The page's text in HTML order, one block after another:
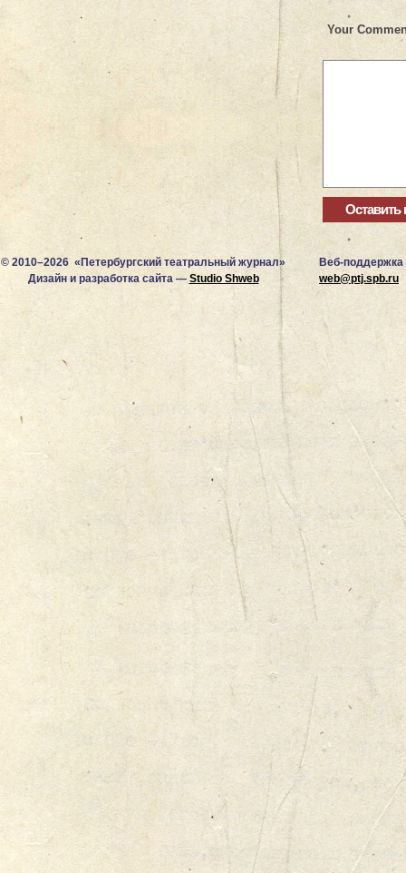
Your
© 2010–2026 «Петербургский театральный журнал»
Дизайн и разработка сайта — Studio Shweb
Веб-поддержка
web@ptj.spb.ru